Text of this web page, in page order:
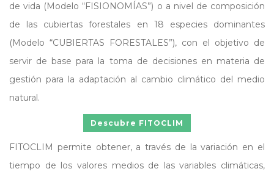
de vida (Modelo “FISIONOMÍAS”) o a nivel de composición
de las cubiertas forestales en 18 especies dominantes
(Modelo “CUBIERTAS FORESTALES”), con el objetivo de
servir de base para la toma de decisiones en materia de
gestión para la adaptación al cambio climático del medio
natural.
Descubre FITOCLIM
FITOCLIM permite obtener, a través de la variación en el
tiempo de los valores medios de las variables climáticas,